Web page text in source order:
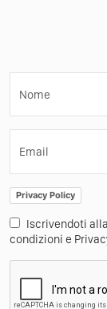
Nome
Email
Privacy Policy
Iscrivendoti
condizioni e